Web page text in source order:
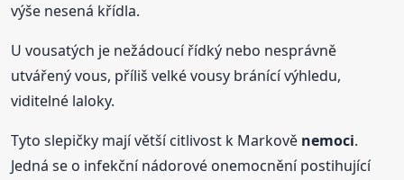
výše nesená křídla.
U vousatých je nežádoucí řídký nebo nesprávně
utvářený vous, příliš velké vousy bránící výhledu,
viditelné laloky.
Tyto slepičky mají větší citlivost k Markově nemoci.
Jedná se o infekční nádorové onemocnění postihující